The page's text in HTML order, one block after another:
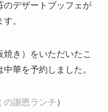
のデザートブッフェが
。
き）をいただいたこ
華を予約しました。
の謝恩ランチ ）